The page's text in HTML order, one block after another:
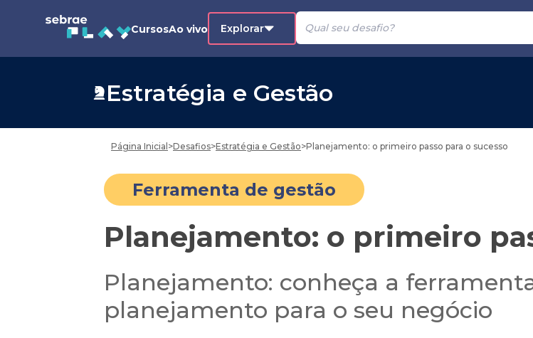
CursosAo vivo Explorar
Estratégia e Gestão
Página Inicial >Desafios>Estratégia e Gestão>Planejamento: o primeiro passo para o sucesso
Ferramenta de gestão
Planejamento: o primeiro
Planejamento: conheça a
planejamento para o seu negócio